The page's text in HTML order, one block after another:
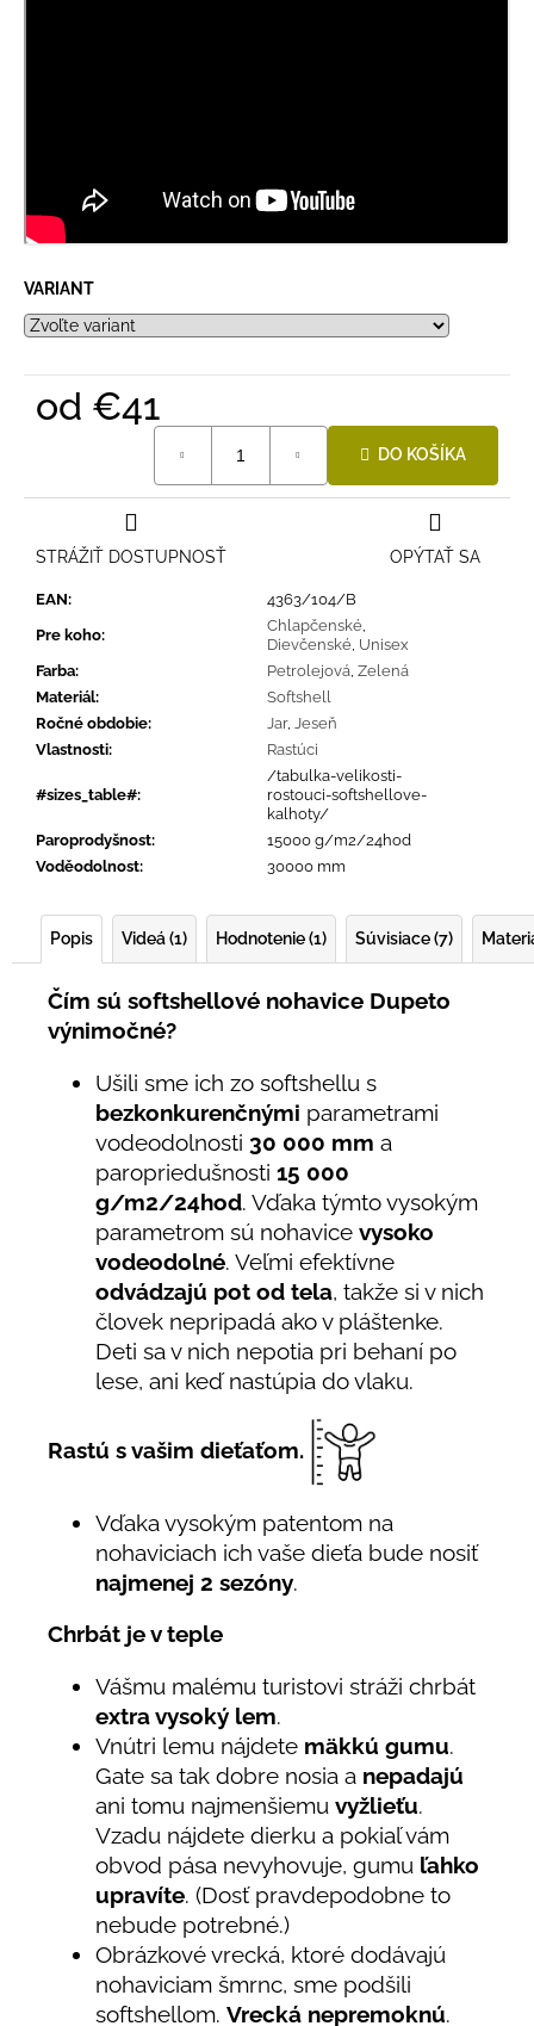
VARIANT
od €41
DO KOŠÍKA
EAN:
4363/104/B
Pre koho:
Chlapčenské
Dievčenské Unisex
Farba: Petrolejová Zelená
Materiál:
Softshell
Ročné obdobie: Jar, Jeseň
Vlastnosti: Rastúci
#sizes_table#:
/tabulka-velikosti-
rostouci-softshellove-
kalhoty/
Paroprodyšnost:
15000 g/m2/24hod
Voděodolnost: 30000 mm
OPÝTAŤ SA
STRÁŽIŤ DOSTUPNOSŤ
Popis Videá (1) Hodnotenie (1) Súvisiace (7)
Čím sú softshellové nohavice Dupeto
výnimočné?
Ušili sme ich zo softshellu s
bezkonkurenčnými parametrami
vodeodolnosti 30 000 mm a
paropriedušnosti 15 000
g/m2/24hod. Vďaka týmto vysokým
parametrom sú nohavice vysoko
vodeodolné. Veľmi efektívne
odvádzajú pot od tela, takže si v nich
človek nepripadá ako v pláštenke.
Deti sa v nich nepotia pri behaní po
lese, ani keď nastúpia do vlaku.
Rastú s vašim dieťaťom.
Vďaka vysokým patentom na
nohaviciach ich vaše dieťa bude nosiť
najmenej 2 sezóny.
Chrbát je v teple
Vášmu malému turistovi stráži chrbát
extra vysoký lem.
Vnútri lemu nájdete mäkkú gumu.
Gate sa tak dobre nosia a nepadajú
ani tomu najmenšiemu vyžlieťu.
Vzadu nájdete dierku a pokiaľ vám
obvod pása nevyhovuje, gumu ľahko
upravíte. (Dosť pravdepodobne to
nebude potrebné.)
Obrázkové vrecká, ktoré dodávajú
nohaviciam šmrnc, sme podšili
softshellom. Vrecká nepremoknú.